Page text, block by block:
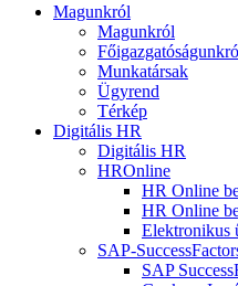
Magunkról
Magunkról
Munkatársak
Ügyrend
Térkép
Digitális HR
Digitális HR
HROnline
HR Online
HR Online
Elektronikus
SAP-
SAP